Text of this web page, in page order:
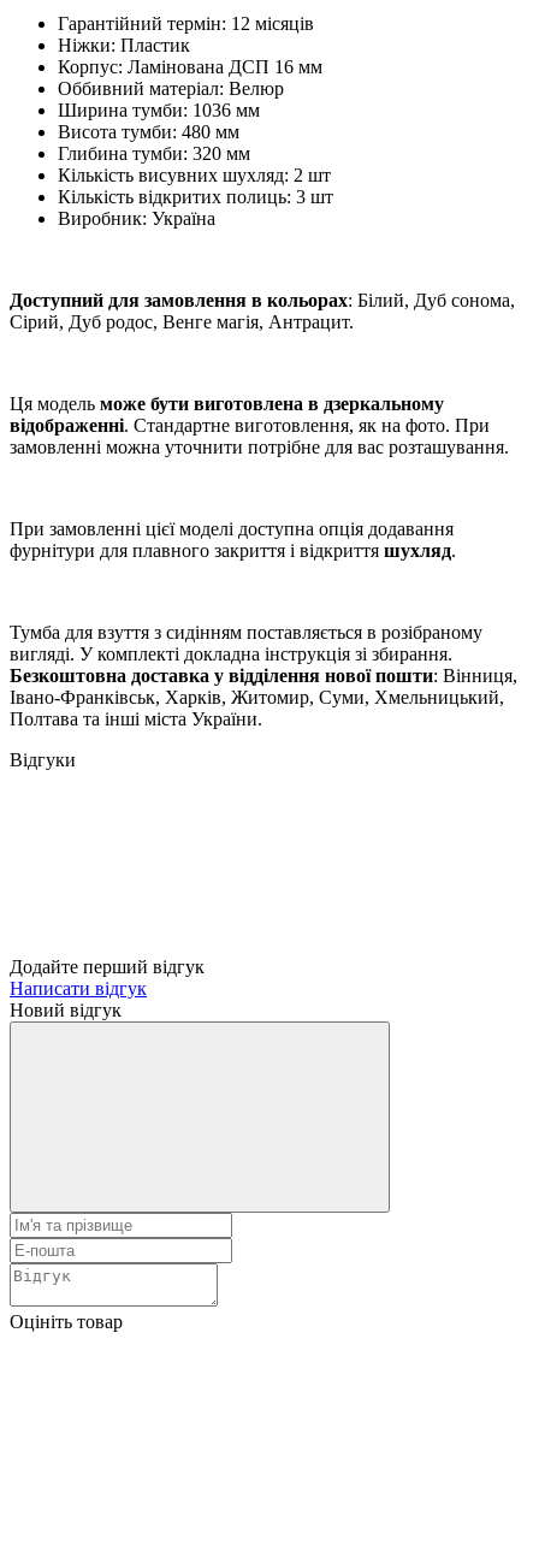
Гарантійний термін: 12 місяців
Ніжки: Пластик
Корпус: Ламінована ДСП 16 мм
Оббивний матеріал: Велюр
Ширина тумби: 1036 мм
Висота тумби: 480 мм
Глибина тумби: 320 мм
Кількість висувних шухляд: 2 шт
Кількість відкритих полиць: 3 шт
Виробник: Україна
Доступний для замовлення в кольорах: Білий, Дуб сонома,
Сірий, Дуб родос, Венге магія, Антрацит.
Ця модель може бути виготовлена в дзеркальному
відображенні. Стандартне виготовлення, як на фото. При
замовленні можна уточнити потрібне для вас розташування.
При замовленні цієї моделі доступна опція додавання
фурнітури для плавного закриття і відкриття шухляд.
Тумба для взуття з сидінням поставляється в розібраному
вигляді. У комплекті докладна інструкція зі збирання.
Безкоштовна доставка у відділення нової пошти: Вінниця,
Івано-Франківськ, Харків, Житомир, Суми, Хмельницький,
Полтава та інші міста України.
Відгуки
Додайте перший відгук
Написати відгук
Новий відгук
Оцініть товар